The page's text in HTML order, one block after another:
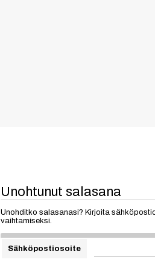
Unohtunut salasana
Unohditko salasanasi? Kirjoita
vaihtamiseksi.
Sähköpostiosoite